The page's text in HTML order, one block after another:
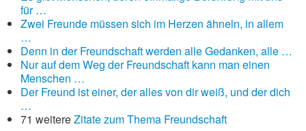
für …
Zwei Freunde müssen sich im Herzen ähneln, in allem
…
Denn in der Freundschaft werden alle Gedanken, alle …
Nur auf dem Weg der Freundschaft kann man einen
Menschen …
Der Freund ist einer, der alles von dir weiß, und der dich
…
71 weitereZitate zum Thema Freundschaft